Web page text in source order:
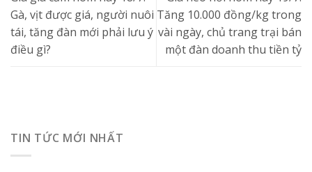
Gà, vịt được giá, người nuôi
tái, tăng đàn mới phải lưu ý
điều gì?
Tăng 10.000 đồng/kg trong
vài ngày, chủ trang trại bán
một đàn doanh thu tiền tỷ
TIN TỨC MỚI NHẤT